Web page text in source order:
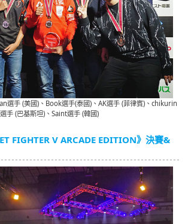
手 (美國)、Book選手(泰國)、AK選手 (菲律賓)、chikurin
手 (巴基斯坦)、Saint選手 (韓國)
FIGHTER V ARCADE EDITION》決賽&